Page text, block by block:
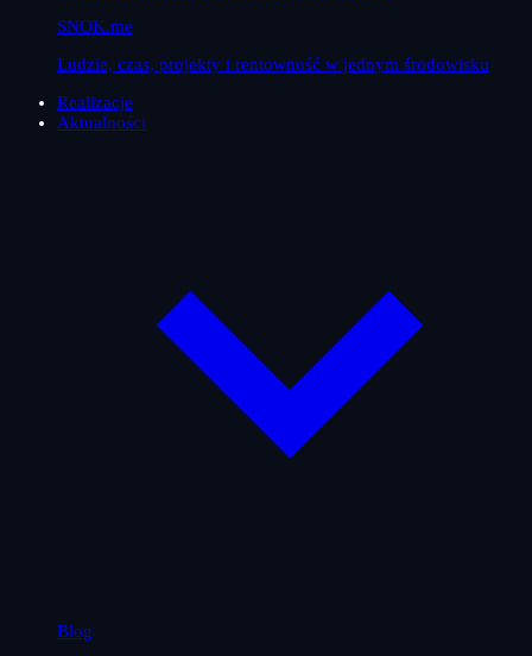
SNOK.me
Ludzie, czas, projekty i rentowność w jednym środowisku
Realizacje
Aktualności
Blog